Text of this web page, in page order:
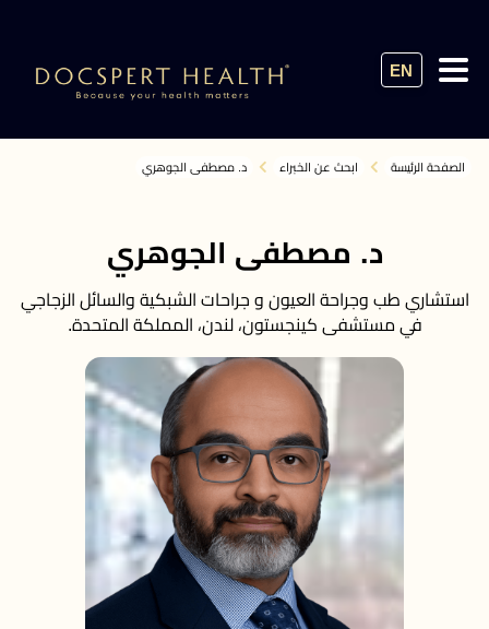
EN
الصفحة الرئيسة ابحث عن الخبراء د. مصطفى الجوهري
د. مصطفى الجوهري
استشاري طب وجراحة العيون و جراحات الشبكية والسائل الزجاجي
في مستشفى كينجستون، لندن، المملكة المتحدة.